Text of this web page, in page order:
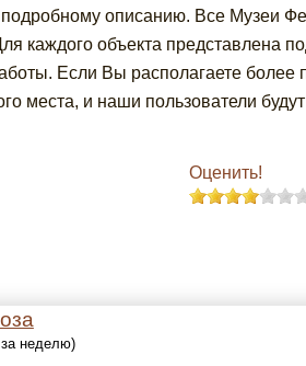
описанию. Все Музеи
каждого объекта представлена
Если Вы располагаете более
места, и наши пользователи
Оценить!
неделю)